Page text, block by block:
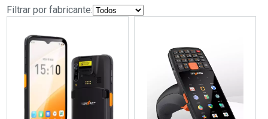
Filtrar por fabricante: